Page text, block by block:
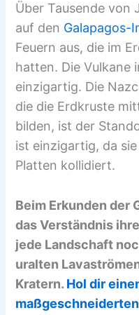
Über Tausende von
auf den Galapagos-
Feuern aus, die im
hatten. Die Vulkane
einzigartig. Die
die die Erdkruste
bilden, ist der
ist einzigartig, da
Platten kollidiert.
Beim Erkunden der
das Verständnis
jede Landschaft
uralten
Kratern. Hol dir